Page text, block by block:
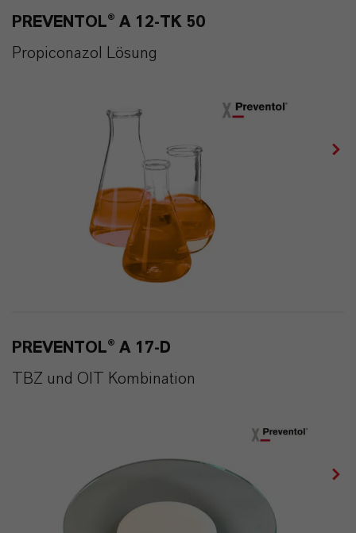
PREVENTOL® A 12-TK 50
Propiconazol Lösung
PREVENTOL® A 17-D
TBZ und OIT Kombination